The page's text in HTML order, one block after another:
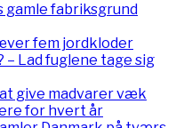
gamle fabriksgrund
fem jordkloder
Lad fuglene tage sig
give madvarer væk
for hvert år